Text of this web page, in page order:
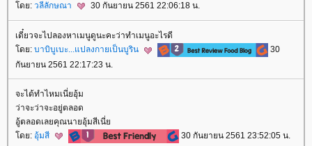
ดย: วลีลักษณา 30 กันยายน 2561 22:06:18 น.
เดี๋ยวจะไปลองหาเมนูดูนะคะว่าทำเมนูอะไรดี
ดย: บาบิบูเบะ...แปลงกายเป็นบูริน
30
กันยายน 2561 22:17:23 น.
จะได้ทำไหมเนี่ยอุ้ม
ว่าจะว่าจะอยู่ตลอด
อู้ตลอดเลยคุณนายอุ้มสีเนี่
ดย: อุ้มสี 30 กันยายน 2561 23:52:05 น.